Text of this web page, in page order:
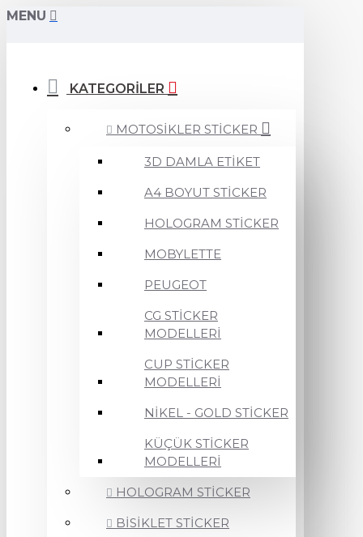
MENU
KATEGORİLER
MOTOSİKLER STİCKER
3D DAMLA ETİKET
A4 BOYUT STİCKER
HOLOGRAM STİCKER
MOBYLETTE
PEUGEOT
CG STİCKER
MODELLERİ
CUP STİCKER
MODELLERİ
NİKEL - GOLD STİCKER
KÜÇÜK STİCKER
MODELLERİ
HOLOGRAM STİCKER
BİSİKLET STİCKER